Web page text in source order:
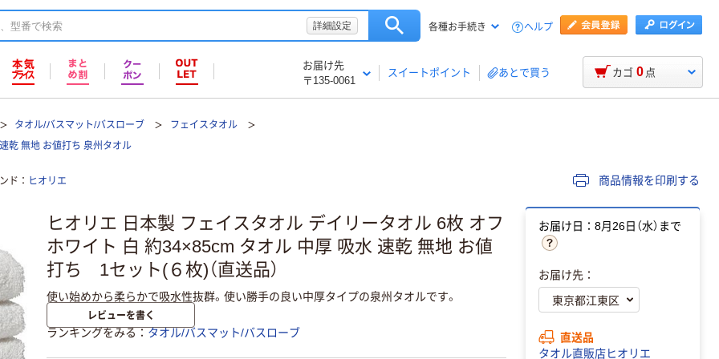
詳細設定 各種お手続き ヘルプ
お届け先
〒135-0061
スイートポイント あとで買う カゴ 0 点
タオル/バスマット/バスローブ
フェイスタオル
乾 無地 お値打ち 泉州タオル
ド ヒオリエ 商品情報を印刷する
ヒオリエ 日本製 フェイスタオル デイリータオル 6枚 オフ
ホワイト 白 約34×85cm タオル 中厚 吸水 速乾 無地 お値
打ち 1セット(６枚)（直送品）
使い始めから柔らかで吸水性抜群。使い勝手の良い中厚タイプの泉州タオルです。
レビューを書く
ランキングをみる タオル/バスマット/バスローブ
お届け日：8月26日（水）まで
お届け先：
直送品
タオル直販店ヒオリエ